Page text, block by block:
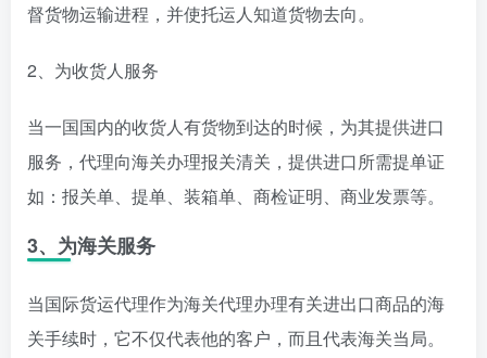
督货物运输进程，并使托运人知道货物去向。
2、为收货人服务
当一国国内的收货人有货物到达的时候，为其提供进口
服务，代理向海关办理报关清关，提供进口所需提单证
如：报关单、提单、装箱单、商检证明、商业发票等。
3、为海关服务
当国际货运代理作为海关代理办理有关进出口商品的海
关手续时，它不仅代表他的客户，而且代表海关当局。